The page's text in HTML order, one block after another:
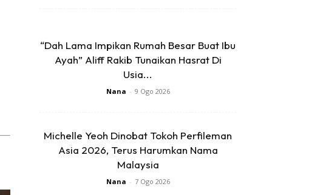
“Dah Lama Impikan Rumah Besar Buat Ibu
Ayah” Aliff Rakib Tunaikan Hasrat Di
Usia...
Nana - 9 Ogo 2026
Michelle Yeoh Dinobat Tokoh Perfileman
Asia 2026, Terus Harumkan Nama
Malaysia
Nana - 7 Ogo 2026